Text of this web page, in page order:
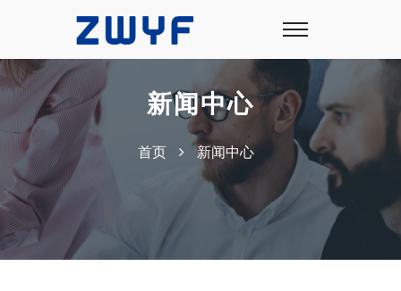
新闻中心
首页 新闻中心